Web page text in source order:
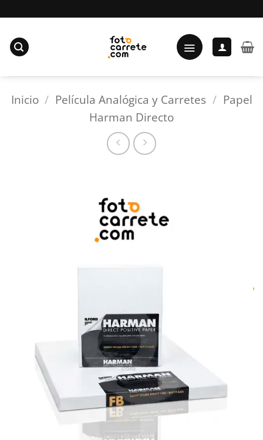
al
contenido
Inicio / Película Analógica y Carretes / Papel
Harman Directo